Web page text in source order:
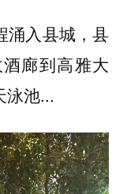
涌入县城，县
廊到高雅大
泳池...